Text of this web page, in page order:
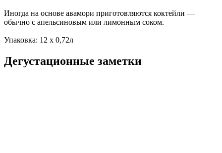
Иногда на основе авамори приготовляются коктейли —
обычно с апельсиновым или лимонным соком.
Упаковка: 12 х 0,72л
Дегустационные заметки